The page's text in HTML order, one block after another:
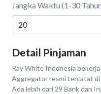
Jangka Waktu (1-30
Detail Pinjaman
Ray White Indonesia
Aggregator resmi tercatat di
Ada lebih dari 29 Bank dan